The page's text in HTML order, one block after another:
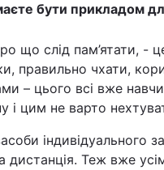
бути прикладом
що слід пам’ятати, -
правильно чхати,
– цього всі вже
і цим не варто
індивідуального
дистанція. Теж вже